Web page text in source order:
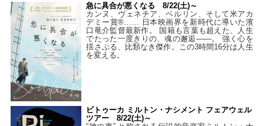
急に具合が悪くなる 8/22(土)～
カンヌ、ヴェネチア、ベルリン、そして米アカ
デミー賞®…… 日本映画界を新時代に導いた濱
口竜介監督最新作。 国籍も言葉も超えた、人生
でたった一度きりの、魂の邂逅――。 強く心を
揺さぶる、比類なき傑作。この3時間16分は人生
を変える。
ビトゥーカ ミルトン・ナシメント フェアウェル
ツアー 8/22(土)～